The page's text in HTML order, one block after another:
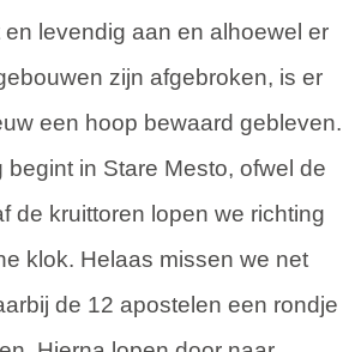
levendig aan en alhoewel er
zijn afgebroken, is er
een hoop bewaard gebleven.
begint in Stare Mesto, ofwel de
de kruittoren lopen we richting
klok. Helaas missen we net
de 12 apostelen een rondje